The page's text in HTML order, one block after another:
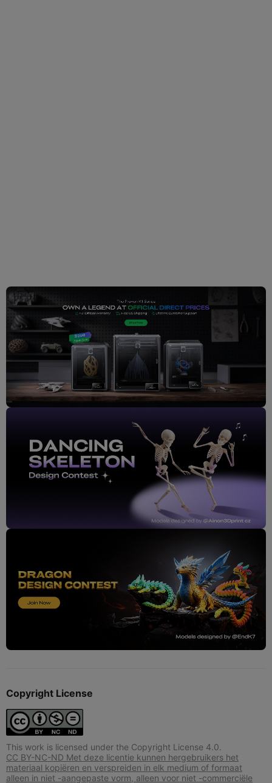
Copyright License
This work is licensed under the Copyright License 4.0.
CC BY-NC-ND Met deze licentie kunnen hergebruikers het
materiaal kopiëren en verspreiden in elk medium of formaat
alleen in niet -aangepaste vorm, alleen voor niet -commerciële